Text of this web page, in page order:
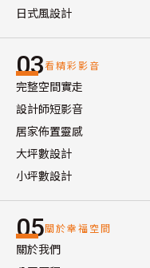
日式風設計
03看精彩影音
完整空間實走
設計師短影音
居家佈置靈感
大坪數設計
小坪數設計
05關於幸福空間
關於我們